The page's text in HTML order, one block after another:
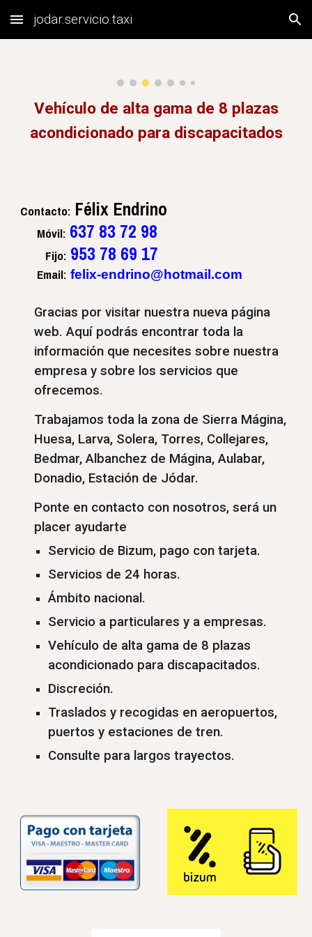
Skip to main content Skip to navigation
jodar.servicio.taxi
Vehículo de alta gama de 8 plazas
acondicionado para discapacitados
Contacto: Félix Endrino
Móvil: 637 83 72 98
Fijo: 953 78 69 17
Email: felix-endrino@hotmail.com
Gracias por visitar nuestra nueva página
web. Aquí podrás encontrar toda la
información que necesites sobre nuestra
empresa y sobre los servicios que
ofrecemos.
Trabajamos toda la zona de Sierra Mágina,
Huesa, Larva, Solera, Torres, Collejares,
Bedmar, Albanchez de Mágina, Aulabar,
Donadio, Estación de Jódar.
Ponte en contacto con nosotros, será un
placer ayudarte
Servicio de Bizum, pago con tarjeta.
Servicios de 24 horas.
Ámbito nacional.
Servicio a particulares y a empresas.
Vehículo de alta gama de 8 plazas
acondicionado para discapacitados.
Discreción.
Traslados y recogidas en aeropuertos,
puertos y estaciones de tren.
Consulte para largos trayectos.